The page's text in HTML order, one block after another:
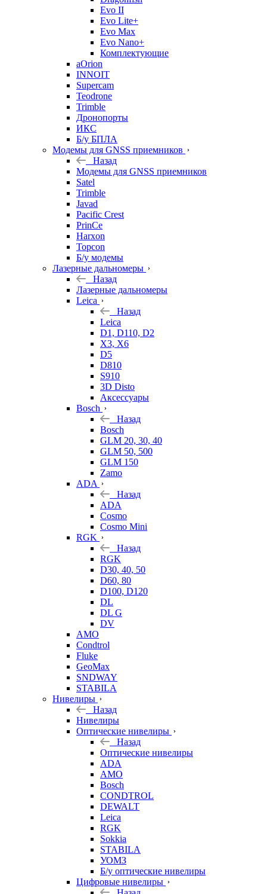
Evo II
Evo Lite+
Evo Max
Evo Nano+
Комплектующие
aOrion
INNOIT
Supercam
Teodrone
Trimble
Дронопорты
ИКС
Б/у БПЛА
Модемы для GNSS приемников
Назад
Модемы для GNSS приемников
Satel
Trimble
Javad
Pacific Crest
PrinCe
Harxon
Topcon
Б/у модемы
Лазерные дальномеры
Назад
Лазерные дальномеры
Leica
Назад
Leica
D1, D110, D2
X3, X6
D5
D810
S910
3D Disto
Аксессуары
Bosch
Назад
Bosch
GLM 20, 30, 40
GLM 50, 500
GLM 150
Zamo
ADA
Назад
ADA
Cosmo
Cosmo Mini
RGK
Назад
RGK
D30, 40, 50
D60, 80
D100, D120
DL
DL G
DV
AMO
Condtrol
Fluke
GeoMax
SNDWAY
STABILA
Нивелиры
Назад
Нивелиры
Оптические нивелиры
Назад
Оптические нивелиры
ADA
AMO
Bosch
CONDTROL
DEWALT
Leica
RGK
Sokkia
STABILA
УОМЗ
Б/у оптические нивелиры
Цифровые нивелиры